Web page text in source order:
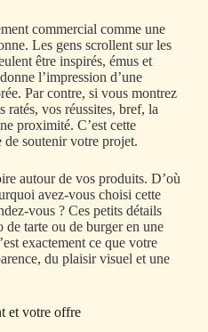
commercial comme une
Les gens scrollent sur les
être inspirés, émus et
l’impression d’une
Par contre, si vous montrez
ratés, vos réussites, bref, la
proximité. C’est cette
de soutenir votre projet.
autour de vos produits. D’où
avez-vous choisi cette
vous ? Ces petits détails
tarte ou de burger en une
exactement ce que votre
du plaisir visuel et une
et votre offre